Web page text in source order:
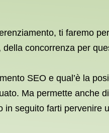
ti faremo
concorrenza per
SEO e qual’è la
Ma permette anche
seguito farti pervenire